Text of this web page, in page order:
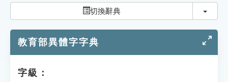
貓頭鷹博士
切換辭典 切換
教育部異體字字典
字級：